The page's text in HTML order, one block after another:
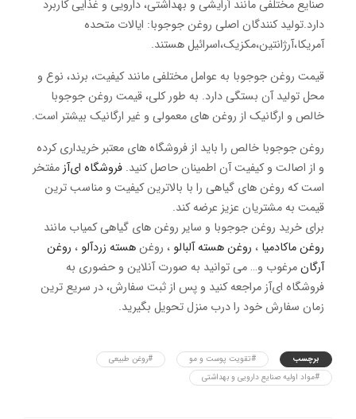
صنایع مختلفی مانند آرایشی و بهداشتی، دارویی و غذایی کاربرد
دارد.تولید کنندگان اصلی روغن جوجوبا: ایالات متحده
آمریکا،آرژانتین،مکزیک،اسرائیل هستند.
قیمت روغن جوجوبا به عوامل مختلفی مانند کیفیت، برند، نوع و
محل تولید آن بستگی دارد. به طور کلی، قیمت روغن جوجوبا
خالص و ارگانیک از روغن های معمولی و غیر ارگانیک بیشتر است.
روغن جوجوبا خالص را باید از فروشگاه های معتبر خریداری کرده
و از اصالت و کیفیت آن اطمینان حاصل کنید. فروشگاه ای‌آزمفتخر
است که روغن های گیاهی را با بالاترین کیفیت و مناسب ترین
قیمت به مشتریان عزیز عرضه کند.
برای خرید روغن جوجوبا و سایر روغن های گیاهی کمیاب مانند
روغن ماکادمیا ، روغن هسته آلبالو ، روغنهسته زردآلو ، روغن
آرگانمرغوب و… می توانید به صورت آنلاین و حضوری به
فروشگاه ای‌آز مراجعه کنید و پس از ثبت سفارش، در سریع ترین
زمان سفارش خود را درب منزل تحویل بگیرید.
برچسب #تقویت پوست و مو
#روغن طبیعی
#مواد اولیه صنایع دارویی و بهداشتی